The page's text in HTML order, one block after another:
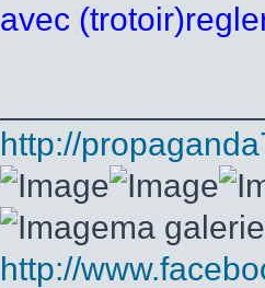
avec
http://
ma
http://